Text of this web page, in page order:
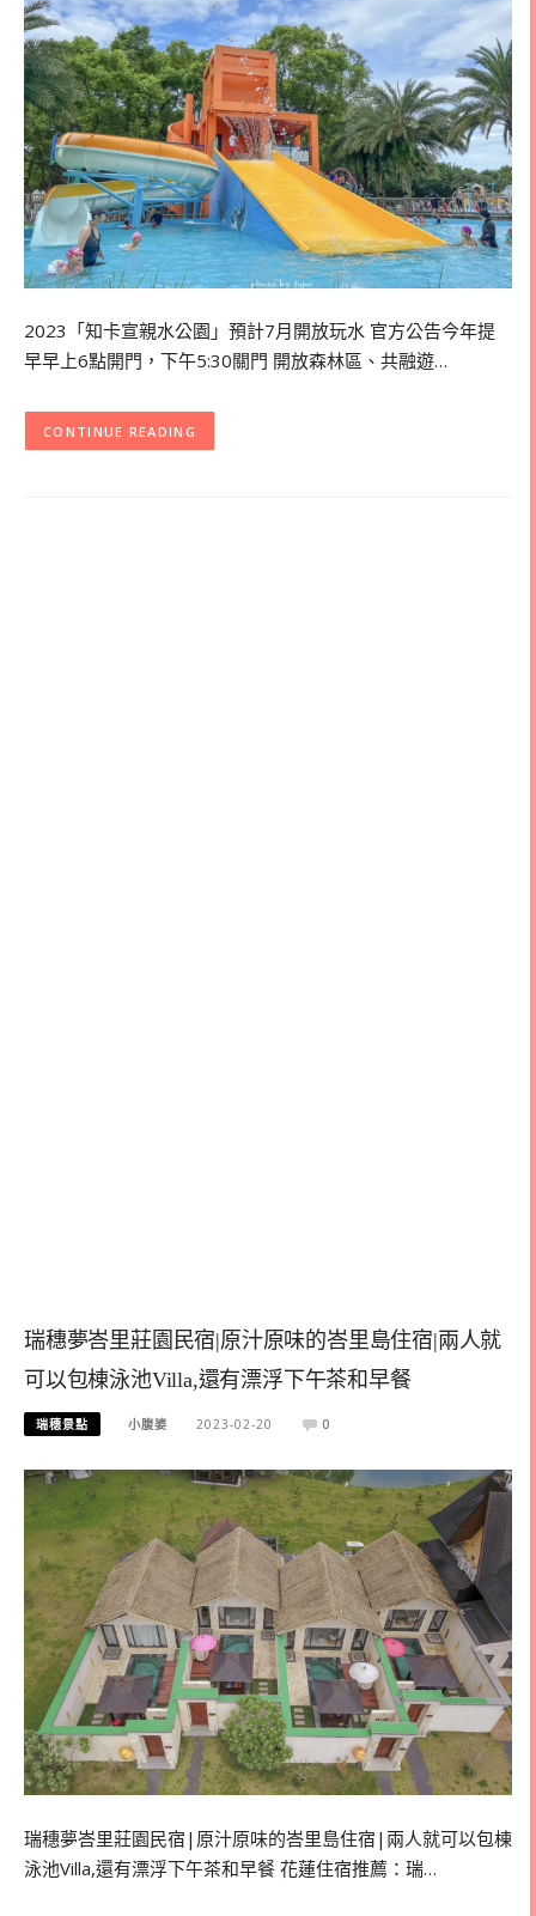
2023「知卡宣親水公園」預計7月開放玩水 官方公告今年提
早早上6點開門，下午5:30關門 開放森林區、共融遊…
CONTINUE READING
瑞穗夢峇里莊園民宿|原汁原味的峇里島住宿|兩人就
可以包棟泳池Villa,還有漂浮下午茶和早餐
瑞穗景點 小腹婆 2023-02-20 0
瑞穗夢峇里莊園民宿|原汁原味的峇里島住宿|兩人就可以包棟
泳池Villa,還有漂浮下午茶和早餐 花蓮住宿推薦：瑞…